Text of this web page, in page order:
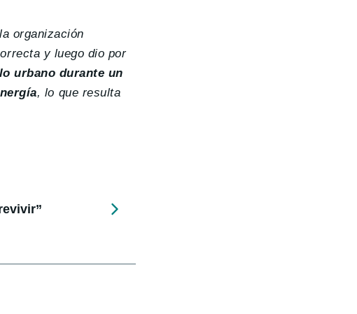
organización
y luego dio por
urbano durante un
, lo que resulta